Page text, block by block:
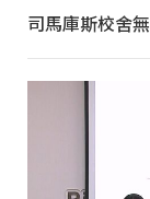
司馬庫斯校舍